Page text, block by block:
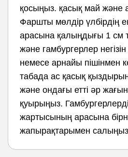
қосыңыз. қасық май және
Фаршты мөлдір үлбірдің
арасына қалыңдығы 1 см
және гамбургерлер
немесе арнайы пішінмен
табада ас қасық
және ондағы етті әр
қуырыңыз.
жартысының арасына
жапырақтарымен